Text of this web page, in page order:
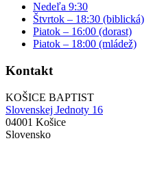
Nedeľa 9:30
Štvrtok – 18:30 (biblická)
Piatok – 16:00 (dorast)
Piatok – 18:00 (mládež)
Kontakt
KOŠICE BAPTIST
Slovenskej Jednoty 16
04001 Košice
Slovensko